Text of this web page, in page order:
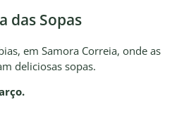
das Sopas
em Samora Correia, onde as
deliciosas sopas.